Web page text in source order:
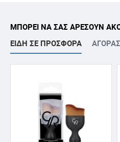
124 125
129
ΜΠΟΡΕΙ ΝΑ ΣΑΣ ΑΡΕΣΟΥΝ
ΕΙΔΗ ΣΕ ΠΡΟΣΦΟΡΑ